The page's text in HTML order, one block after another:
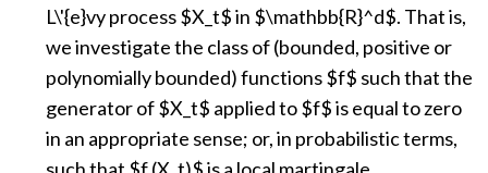
L\'{e}vy process $X_t$ in $\mathbb{R}^d$. That is,
we investigate the class of (bounded, positive or
polynomially bounded) functions $f$ such that the
generator of $X_t$ applied to $f$ is equal to zero
in an appropriate sense; or, in probabilistic terms,